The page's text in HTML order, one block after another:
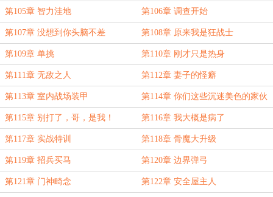
第105章 智力洼地 第106章 调查开始
第107章 没想到你头脑不差 第108章 原来我是狂战士
第109章 单挑 第110章 刚才只是热身
第111章 无敌之人 第112章 妻子的怪癖
第113章 室内战场装甲 第114章 你们这些沉迷美色的家伙
第115章 别打了，哥，是我！ 第116章 我大概是病了
第117章 实战特训 第118章 骨魔大升级
第119章 招兵买马 第120章 边界弹弓
第121章 门神畸念 第122章 安全屋主人